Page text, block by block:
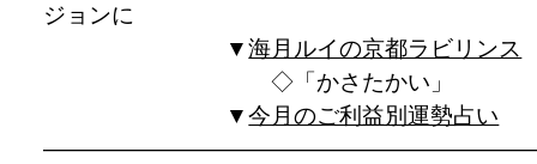
ジョンに
▼海月ルイの京都ラビリンス
◇「かさたかい」
▼今月のご利益別運勢占い